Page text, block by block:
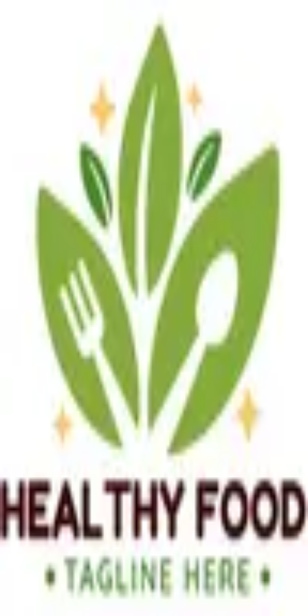
Hakkımızda
İletişim
Dengeli beslen, dengeli yaşa. Başlangıç burada.
Hizmet Seçin
Beslenme Danışmanlığı 1 sa
Diyet Programı1 sa 30 dk
Kilo Kontrolü 1 sa